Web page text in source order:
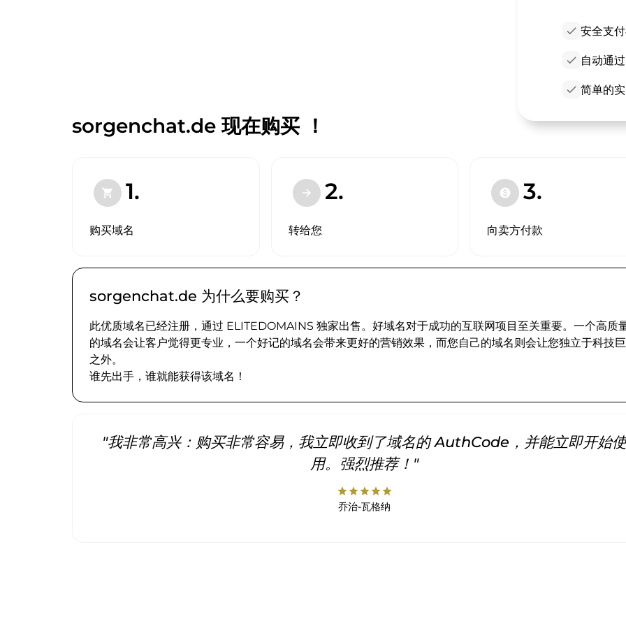
check 安全支
check 自动通
check 简单的
sorgenchat.de 现在购买 ！
shopping_cart 1.
购买域名
arrow_forward 2.
转给您
paid 3.
向卖方付款
sorgenchat.de 为什么要购买？
此优质域名已经注册，通过 ELITEDOMAINS 独家出售。好域名对于成功的互联网项目至关重要。一个高质
的域名会让客户觉得更专业，一个好记的域名会带来更好的营销效果，而您自己的域名则会让您独立于科技
之外。
谁先出手，谁就能获得该域名！
"我非常高兴：购买非常容易，我立即收到了域名的 AuthCode，并能立即开始
用。强烈推荐！"
starstarstarstarstar
乔治-瓦格纳